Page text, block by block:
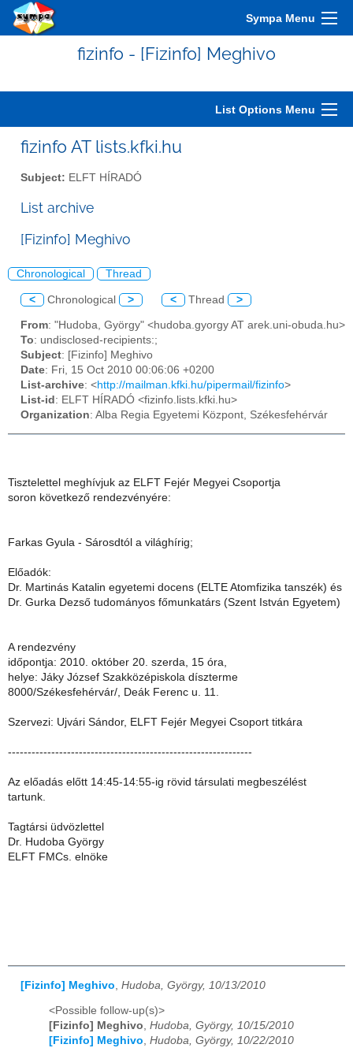
Sympa Menu
fizinfo - [Fizinfo] Meghivo
List Options Menu
fizinfo AT lists.kfki.hu
Subject: ELFT HÍRADÓ
List archive
[Fizinfo] Meghivo
Chronological Thread
< Chronological > < Thread >
From: "Hudoba, György" <hudoba.gyorgy AT arek.uni-obuda.hu>
To: undisclosed-recipients:;
Subject: [Fizinfo] Meghivo
Date: Fri, 15 Oct 2010 00:06:06 +0200
List-archive: <http://mailman.kfki.hu/pipermail/fizinfo>
List-id : ELFT HÍRADÓ <fizinfo.lists.kfki.hu>
Organization: Alba Regia Egyetemi Központ, Székesfehérvár
Tisztelettel meghívjuk az ELFT Fejér Megyei Csoportja
soron következő rendezvényére:
Farkas Gyula - Sárosdtól a világhírig;
Előadók:
Dr. Martinás Katalin egyetemi docens (ELTE Atomfizika tanszék) és
Dr. Gurka Dezső tudományos főmunkatárs (Szent István Egyetem)
A rendezvény
időpontja: 2010. október 20. szerda, 15 óra,
helye: Jáky József Szakközépiskola díszterme
8000/Székesfehérvár/, Deák Ferenc u. 11.
Szervezi: Ujvári Sándor, ELFT Fejér Megyei Csoport titkára
--------------------------------------------------------------
Az előadás előtt 14:45-14:55-ig rövid társulati megbeszélést
tartunk.
Tagtársi üdvözlettel
Dr. Hudoba György
ELFT FMCs. elnöke
[Fizinfo] Meghivo Hudoba, György, 10/13/2010
<Possible follow-up(s)>
[Fizinfo] Meghivo, Hudoba, György, 10/15/2010
[Fizinfo] Meghivo, Hudoba, György, 10/22/2010